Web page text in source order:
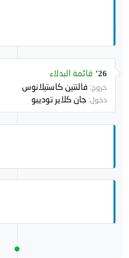
26' قائمة البدلاء
خروج: فالنتين كاستيلانوس
دخول: جان كلاير توديبو